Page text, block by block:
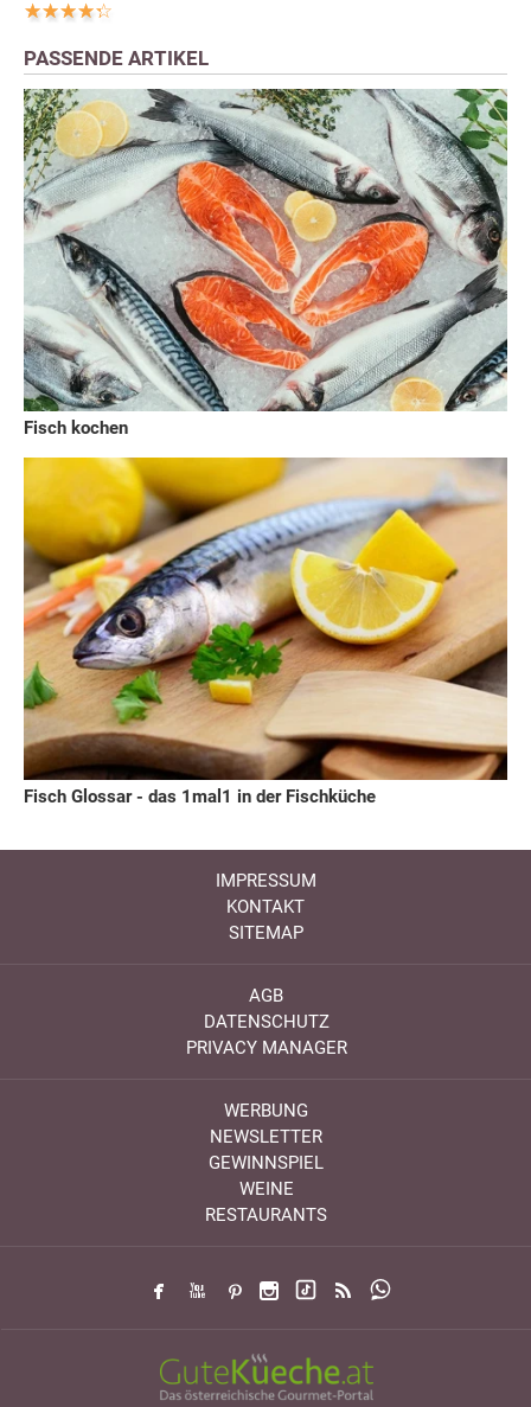
PASSENDE ARTIKEL
Fisch kochen
Fisch Glossar - das 1mal1 in der Fischküche
IMPRESSUM
KONTAKT
SITEMAP
AGB
DATENSCHUTZ
PRIVACY MANAGER
WERBUNG
NEWSLETTER
GEWINNSPIEL
WEINE
RESTAURANTS